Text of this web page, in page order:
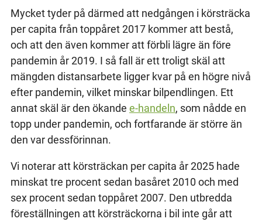
Mycket tyder på därmed att nedgången i körsträcka
per capita från toppåret 2017 kommer att bestå,
och att den även kommer att förbli lägre än före
pandemin år 2019. I så fall är ett troligt skäl att
mängden distansarbete ligger kvar på en högre nivå
efter pandemin, vilket minskar bilpendlingen. Ett
annat skäl är den ökande e-handeln, som nådde en
topp under pandemin, och fortfarande är större än
den var dessförinnan.
Vi noterar att körsträckan per capita år 2025 hade
minskat tre procent sedan basåret 2010 och med
sex procent sedan toppåret 2007. Den utbredda
föreställningen att körsträckorna i bil inte går att